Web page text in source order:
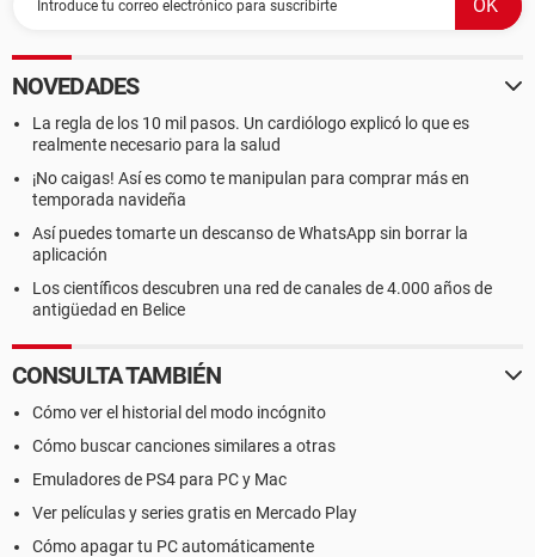
NOVEDADES
La regla de los 10 mil pasos. Un cardiólogo explicó lo que es
realmente necesario para la salud
¡No caigas! Así es como te manipulan para comprar más en
temporada navideña
Así puedes tomarte un descanso de WhatsApp sin borrar la
aplicación
Los científicos descubren una red de canales de 4.000 años de
antigüedad en Belice
CONSULTA TAMBIÉN
Cómo ver el historial del modo incógnito
Cómo buscar canciones similares a otras
Emuladores de PS4 para PC y Mac
Ver películas y series gratis en Mercado Play
Cómo apagar tu PC automáticamente